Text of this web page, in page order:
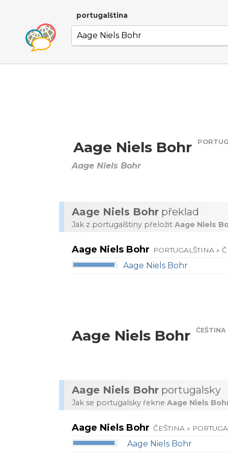
portugalština
Aage Niels Bohr
Aage Niels Bohr
Aage Niels Bohr překlad
Jak z portugalštiny přeložit Aage Niels
Aage Niels Bohr PORTUGALŠTINA »
Aage Niels Bohr
Aage Niels Bohr ČEŠTINA
Aage Niels Bohr portugalsky
Jak se portugalsky řekne Aage Niels
Aage Niels Bohr ČEŠTINA »
Aage Niels Bohr